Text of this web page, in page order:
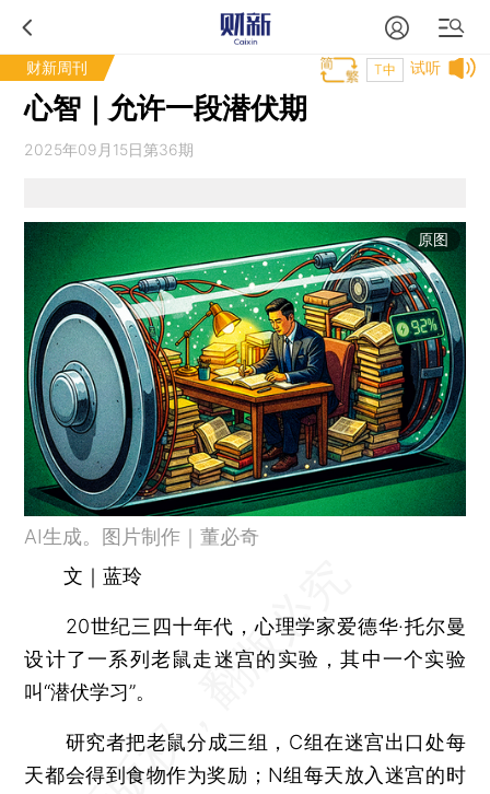
财新周刊 试听
T中
心智｜允许一段潜伏期
2025年09月15日第36期
原图
AI生成。图片制作｜董必奇
文｜蓝玲
20世纪三四十年代，心理学家爱德华·托尔曼
设计了一系列老鼠走迷宫的实验，其中一个实验
叫“潜伏学习”。
研究者把老鼠分成三组，C组在迷宫出口处每
天都会得到食物作为奖励；N组每天放入迷宫的时